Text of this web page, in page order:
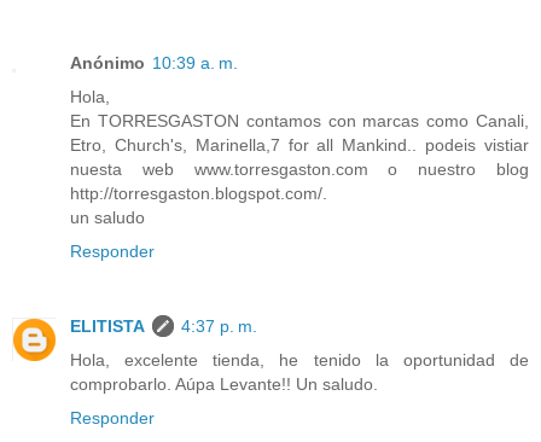
Anónimo 10:39 a. m.
Hola,
En TORRESGASTON contamos con marcas como Canali,
Etro, Church's, Marinella,7 for all Mankind.. podeis vistiar
nuesta web www.torresgaston.com o nuestro blog
http://torresgaston.blogspot.com/.
un saludo
Responder
ELITISTA
4:37 p. m.
Hola, excelente tienda, he tenido la oportunidad de
comprobarlo. Aúpa Levante!! Un saludo.
Responder